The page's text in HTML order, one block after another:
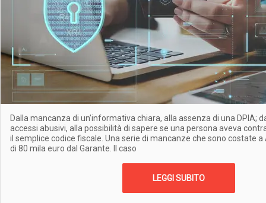
Dalla mancanza di un’informativa chiara, alla assenza di una DPIA;
accessi abusivi, alla possibilità di sapere se una persona aveva
il semplice codice fiscale. Una serie di mancanze che sono costate
di 80 mila euro dal Garante. Il caso
LEGGI SUBITO